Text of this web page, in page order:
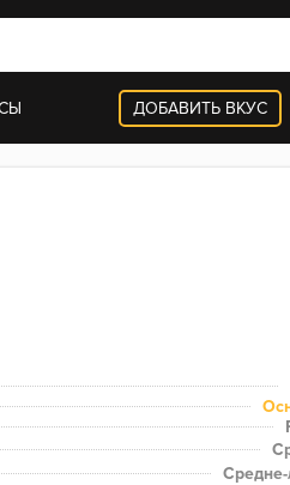
ДОБАВИТЬ ВКУС
Средне-